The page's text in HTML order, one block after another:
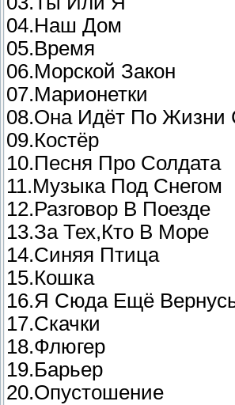
04.Наш Дом
05.Время
06.Морской Закон
07.Марионетки
08.Она Идёт По Жизни
09.Костёр
10.Песня Про Солдата
11.Музыка Под Снегом
12.Разговор В Поезде
13.За Тех,Кто В Море
14.Синяя Птица
15.Кошка
16.Я Сюда Ещё
17.Скачки
18.Флюгер
19.Барьер
20.Опустошение